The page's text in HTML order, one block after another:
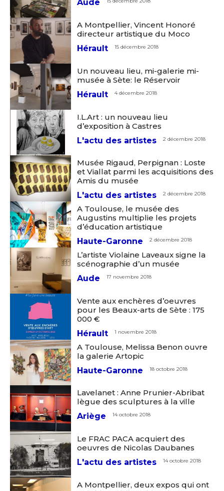
Aude
A Montpellier, Vincent Honoré
directeur artistique du Moco
Hérault
15 décembre 2018
Un nouveau lieu, mi-galerie mi-
musée à Sète: le Réservoir
Hérault
4 décembre 2018
I.L.Art : un nouveau lieu
d’exposition à Castres
L'actu des artistes
2 décembre 2018
Musée Rigaud, Perpignan : Loste
et Viallat parmi les acquisitions des
Amis du musée
L'actu des artistes
2 décembre 2018
A Toulouse, le musée des
Augustins multiplie les projets
d’éducation artistique
Haute-Garonne
2 décembre 2018
L’artiste Violaine Laveaux signe la
scénographie d’un musée
Aude
17 novembre 2018
Vente aux enchères d’oeuvres
pour les Beaux-arts de Sète : 175
000 €
Hérault
1 novembre 2018
A Toulouse, Melissa Benon ouvre
la galerie Artopic
Haute-Garonne
18 octobre 2018
Lavelanet : Anne Prunier-Abribat
lègue des sculptures à la ville
Ariège
14 octobre 2018
Le FRAC PACA acquiert des
oeuvres de Nicolas Daubanes
L'actu des artistes
14 octobre 2018
A Montpellier, deux expos qui ont